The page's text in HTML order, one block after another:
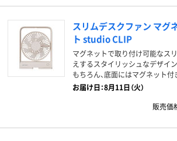
スリムデスクファン マグ
ト studio CLIP
マグネットで取り付け可能なス
えするスタイリッシュなデザイ
もちろん、底面にはマグネット付
お届け日：8月11日（火）
販売価